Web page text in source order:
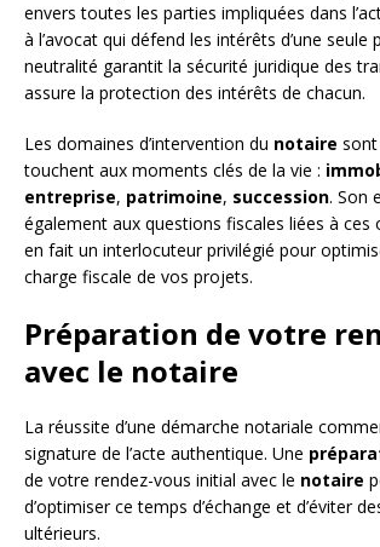
envers toutes les parties impliquées dans
à l’avocat qui défend les intérêts d’une seule
neutralité garantit la sécurité juridique des
assure la protection des intérêts de chacun.
Les domaines d’intervention du notaire
touchent aux moments clés de la vie :
entreprise, patrimoine, succession. Son
également aux questions fiscales liées à ces
en fait un interlocuteur privilégié pour
charge fiscale de vos projets.
Préparation de votre
avec le notaire
La réussite d’une démarche notariale
signature de l’acte authentique. Une
de votre rendez-vous initial avec le notaire
d’optimiser ce temps d’échange et d’éviter
ultérieurs.